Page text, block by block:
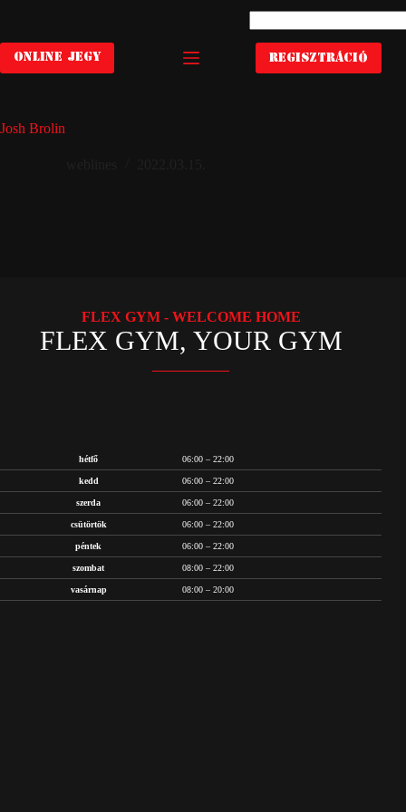
content
ONLINE JEGY REGISZTRÁCIÓ
Josh Brolin
FLEX GYM - WELCOME HOME
FLEX GYM, YOUR GYM
hétfő 06:00 – 22:00
kedd 06:00 – 22:00
szerda 06:00 – 22:00
csütörtök 06:00 – 22:00
péntek 06:00 – 22:00
szombat 08:00 – 22:00
vasárnap 08:00 – 20:00